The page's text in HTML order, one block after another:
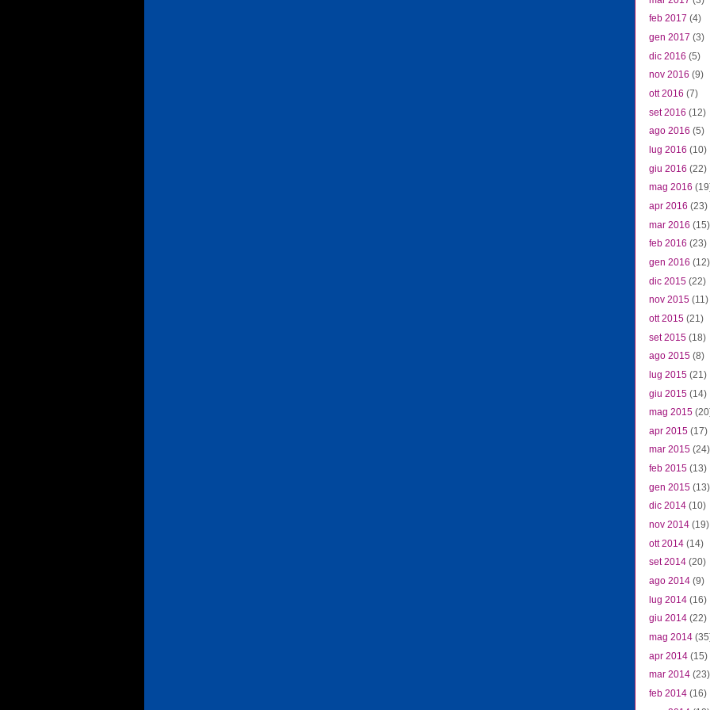
feb 2017 (4)
gen 2017 (3)
dic 2016 (5)
nov 2016 (9)
ott 2016 (7)
set 2016 (12)
ago 2016 (5)
lug 2016 (10)
giu 2016 (22)
mag 2016
apr 2016 (23)
mar 2016 (15)
feb 2016 (23)
gen 2016 (12)
dic 2015 (22)
nov 2015 (11)
ott 2015 (21)
set 2015 (18)
ago 2015 (8)
lug 2015 (21)
giu 2015 (14)
mag 2015
apr 2015 (17)
mar 2015 (24)
feb 2015 (13)
gen 2015 (13)
dic 2014 (10)
nov 2014 (19)
ott 2014 (14)
set 2014 (20)
ago 2014 (9)
lug 2014 (16)
giu 2014 (22)
mag 2014
apr 2014 (15)
mar 2014 (23)
feb 2014 (16)